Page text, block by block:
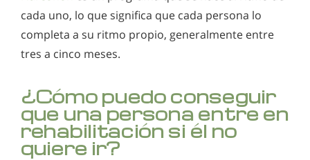
cada uno, lo que significa que cada persona lo
completa a su ritmo propio, generalmente entre
tres a cinco meses.
¿Cómo puedo conseguir
que una persona entre en
rehabilitación si él no
quiere ir?